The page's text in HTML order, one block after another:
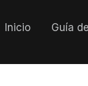
Inicio Guía